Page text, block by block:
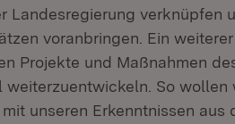
Landesregierung verknüpfen
voranbringen. Ein
Projekte und Maßnahmen
weiterzuentwickeln. So
unseren Erkenntnissen aus